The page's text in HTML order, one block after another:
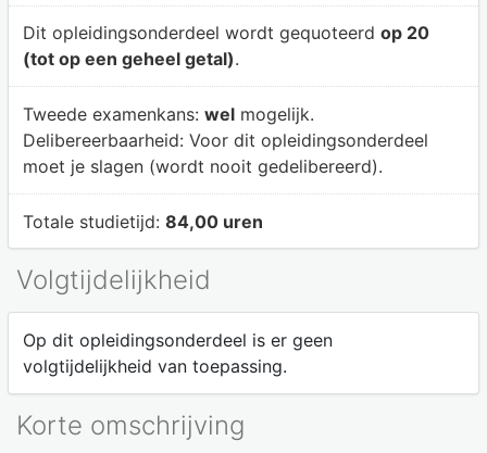
Dit opleidingsonderdeel wordt gequoteerd op 20
(tot op een geheel getal).
Tweede examenkans: welmogelijk.
Delibereerbaarheid: Voor dit opleidingsonderdeel
moet je slagen (wordt nooit gedelibereerd).
Totale studietijd: 84,00 uren
Volgtijdelijkheid
Op dit opleidingsonderdeel is er geen
volgtijdelijkheid van toepassing.
Korte omschrijving